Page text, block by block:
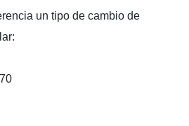
un tipo de cambio de